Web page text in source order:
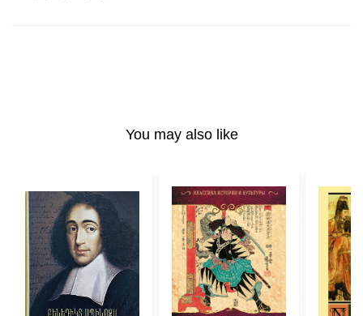
You may also like